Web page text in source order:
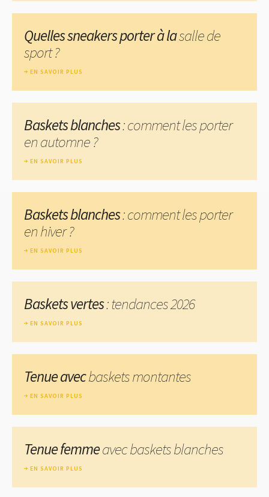
Quelles sneakers porter à lasalle de
sport ?
EN SAVOIR PLUS
Baskets blanches: comment les porter
en automne ?
EN SAVOIR PLUS
Baskets blanches: comment les porter
en hiver ?
EN SAVOIR PLUS
Baskets vertes: tendances 2026
EN SAVOIR PLUS
Tenue avecbaskets montantes
EN SAVOIR PLUS
Tenue femmeavec baskets blanches
EN SAVOIR PLUS